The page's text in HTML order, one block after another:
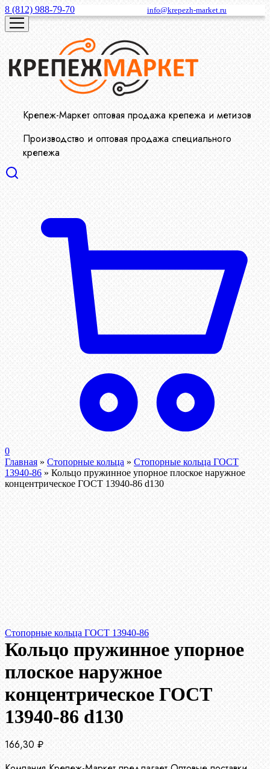
8 (812) 988-79-70 info@krepezh-market.ru
Крепеж-Маркет оптовая продажа крепежа и метизов
Производство и оптовая продажа специального
крепежа
0
Главная » Стопорные кольца » Стопорные кольца ГОСТ
13940-86 » Кольцо пружинное упорное плоское наружное
концентрическое ГОСТ 13940-86 d130
Стопорные кольца ГОСТ 13940-86
Кольцо пружинное упорное
плоское наружное
концентрическое ГОСТ
13940-86 d130
166,30 ₽